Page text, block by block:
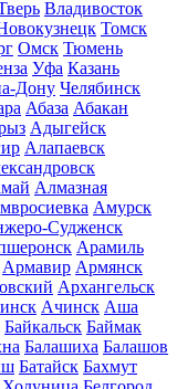
Владивосток
Томск
Омск Тюмень
Уфа Казань
Дону Челябинск
Абаза Абакан
Адыгейск
Алапаевск
Алмазная
Амурск
Судженск
Арамиль
Армавир Армянск
Архангельск
Ачинск Аша
Байкальск Баймак
Балашиха Балашов
Батайск Бахмут